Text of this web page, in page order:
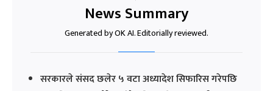
News Summary
Generated by OK AI. Editorially reviewed.
सरकारले संसद छलेर ५ वटा अध्यादेश सिफारिस गरेपछि